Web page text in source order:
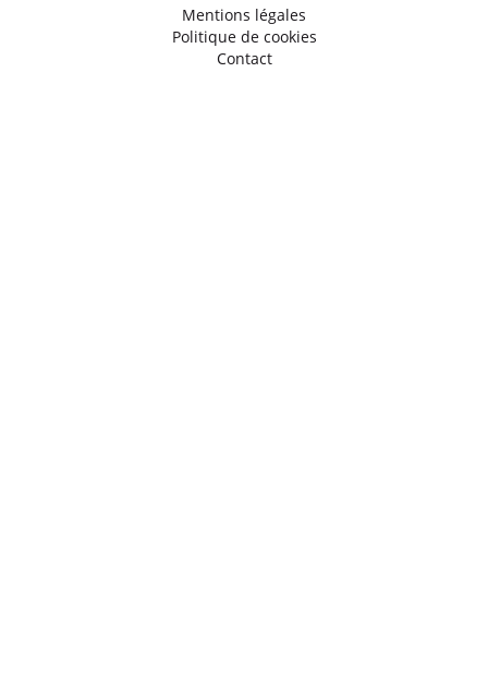
Mentions légales
Politique de cookies
Contact